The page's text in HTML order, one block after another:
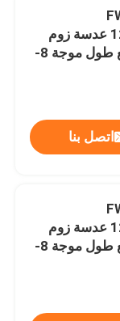
1280×1024@12μm عدسة زوم
ذات محرك LWIR مع طول موجة 8-
اتصل بنا
1280×1024@12μm عدسة زوم
ذات محرك LWIR مع طول موجة 8-